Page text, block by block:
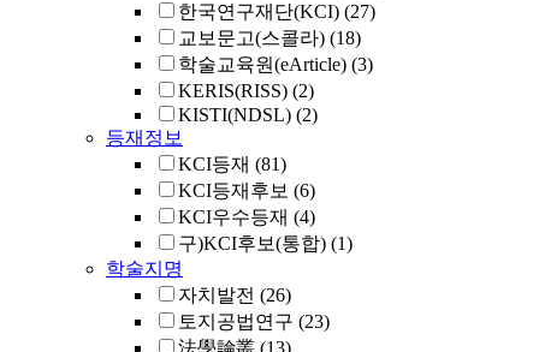
한국연구재단(KCI) (27)
교보문고(스콜라) (18)
학술교육원(eArticle) (3)
KERIS(RISS) (2)
KISTI(NDSL) (2)
등재정보
KCI등재 (81)
KCI등재후보 (6)
KCI우수등재 (4)
구)KCI후보(통합) (1)
학술지명
자치발전 (26)
토지공법연구 (23)
法學論叢 (13)